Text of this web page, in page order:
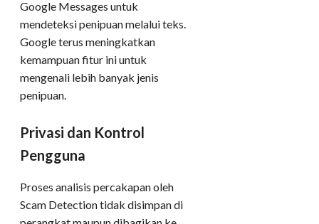
Google Messages untuk
mendeteksi penipuan melalui teks.
Google terus meningkatkan
kemampuan fitur ini untuk
mengenali lebih banyak jenis
penipuan.
Privasi dan Kontrol
Pengguna
Proses analisis percakapan oleh
Scam Detection tidak disimpan di